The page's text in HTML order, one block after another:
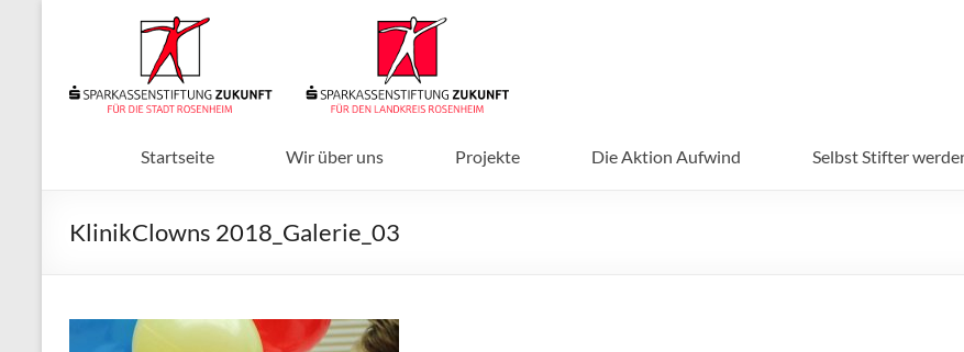
Sparkassenstiftungen
Zukunft
Rosenheim
Startseite Wir über uns Projekte Die Aktion Aufwind Selbst Stifter
KlinikClowns 2018_Galerie_03